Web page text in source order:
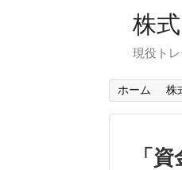
株
現役ト
ホーム 株
「 資